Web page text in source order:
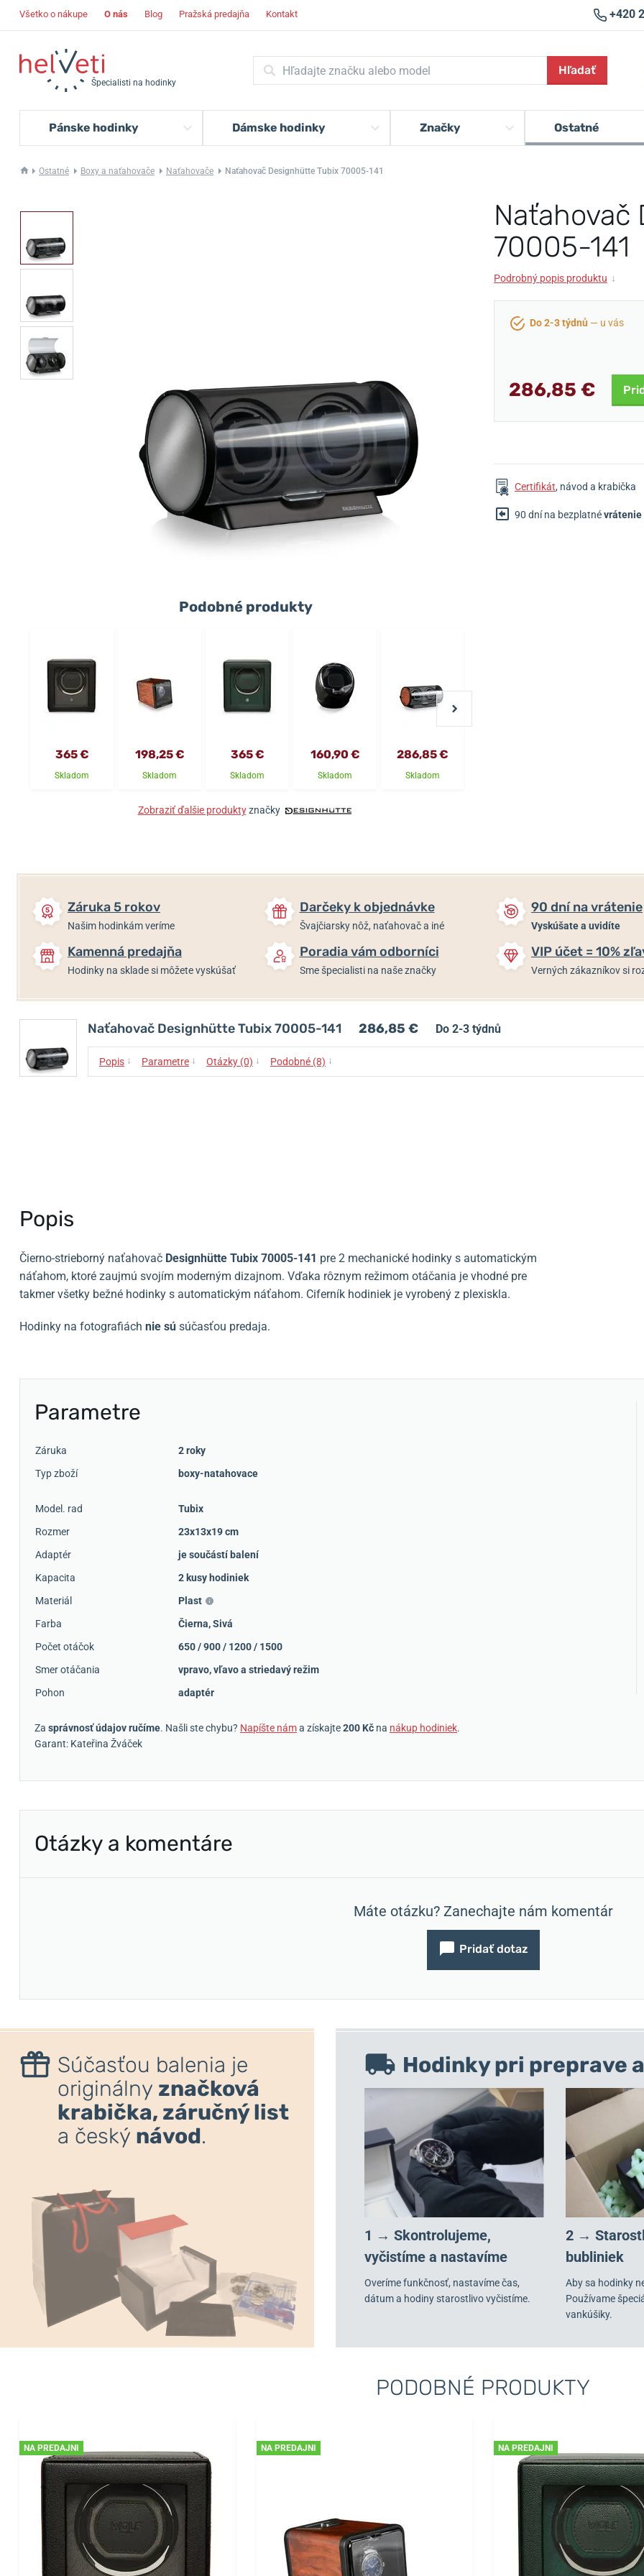
Všetko o nákupe O nás Blog Pražská predajňa Kontakt +420
Špecialisti na hodinky
Hľadať
Pánske hodinky Dámske hodinky Značky Ostatné
Ostatné Boxy a naťahovače Naťahovače Naťahovač Designhütte Tubix 70005-141
Naťahovač
70005-141
Podrobný popis produktu ↓
Do 2-3 týdnů — u vás
286,85 €
Certifikát, návod a krabička
90 dní na bezplatnévrátenie
Podobné produkty
365 €
Skladom
198,25 €
Skladom
365 €
Skladom
160,90 €
Skladom
286,85 €
Skladom
Zobraziť ďalšie produktyznačky
Záruka 5 rokov
Našim hodinkám veríme
Darčeky k objednávke
Švajčiarsky nôž, naťahovač a iné
90 dní na vrátenie
Vyskúšate a uvidíte
Kamenná predajňa
Hodinky na sklade si môžete vyskúšať
Poradia vám odborníci
Sme špecialisti na naše značky
VIP účet = 10%
Verných zákazníkov si
Naťahovač Designhütte Tubix 70005-141 286,85 € Do 2-3 týdnů
Popis ↓ Parametre ↓ Otázky (0) ↓ Podobné (8) ↓
Popis
Čierno-strieborný naťahovač Designhütte Tubix 70005-141 pre 2 mechanické hodinky s automatickým
náťahom, ktoré zaujmú svojím moderným dizajnom. Vďaka rôznym režimom otáčania je vhodné pre
takmer všetky bežné hodinky s automatickým náťahom. Ciferník hodiniek je vyrobený z plexiskla.
Hodinky na fotografiách nie sú súčasťou predaja.
Parametre
Záruka
2 roky
Typ zboží
boxy-natahovace
Model. rad
Tubix
Rozmer
23x13x19 cm
Adaptér
je součástí balení
Kapacita
2 kusy hodiniek
Materiál
Plast
Farba
Čierna,Sivá
Počet otáčok
650 / 900 / 1200 / 1500
Smer otáčania
vpravo, vľavo a striedavý režim
Pohon
adaptér
Za správnosť údajov ručíme. Našli ste chybu? Napíšte náma získajte200 Kč na nákup hodiniek.
Garant: Kateřina Žváček
Otázky a komentáre
Máte otázku? Zanechajte nám komentár
Pridať dotaz
Súčasťou balenia je
originálny značková
krabička, záručný list
a český návod.
Hodinky pri preprave
1 → Skontrolujeme,
vyčistíme a nastavíme
Overíme funkčnosť, nastavíme čas,
dátum a hodiny starostlivo vyčistíme.
2 →
bubliniek
Aby sa hodinky
Používame
vankúšiky.
PODOBNÉ PRODUKTY
NA PREDAJNI NA PREDAJNI NA PREDAJNI